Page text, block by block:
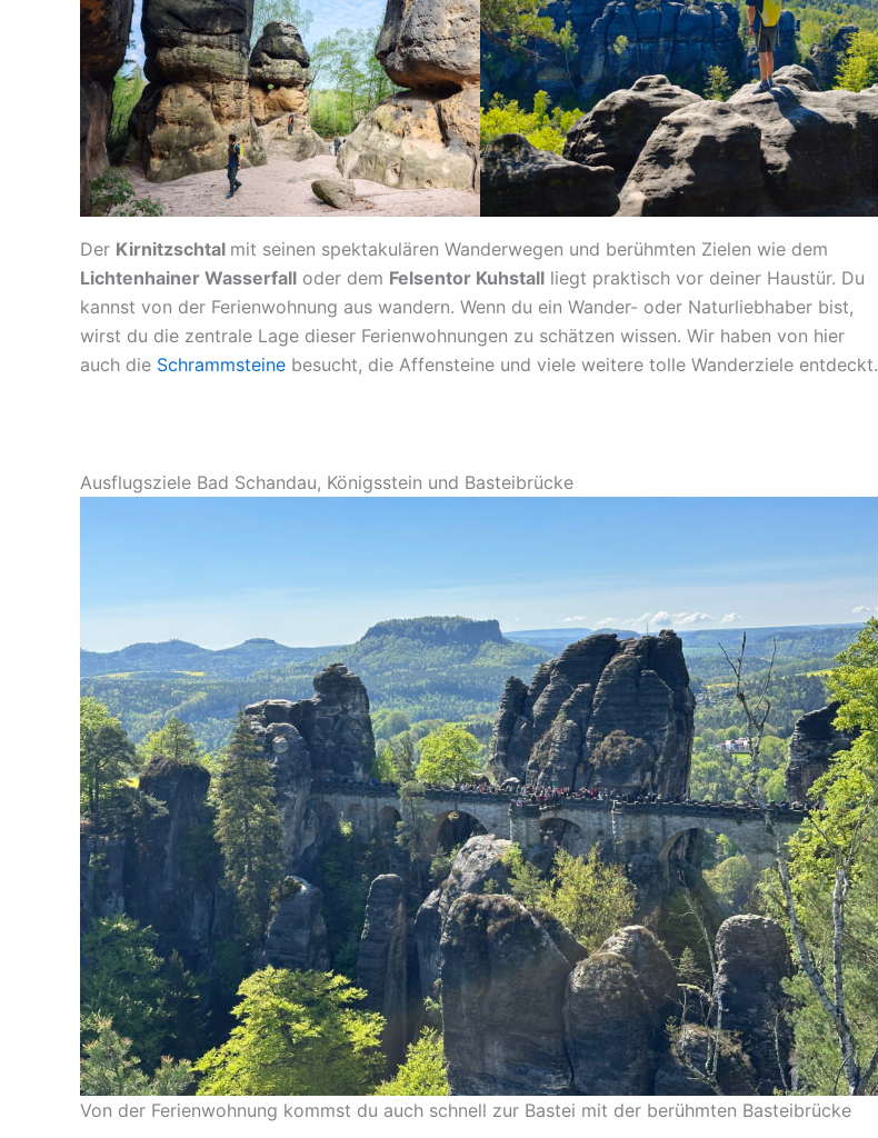
Der Kirnitzschtal mit seinen spektakulären Wanderwegen und berühmten Zielen wie dem
Lichtenhainer Wasserfall oder dem Felsentor Kuhstall liegt praktisch vor deiner Haustür. Du
kannst von der Ferienwohnung aus wandern. Wenn du ein Wander- oder Naturliebhaber bist,
wirst du die zentrale Lage dieser Ferienwohnungen zu schätzen wissen. Wir haben von hier
auch die Schrammsteine besucht, die Affensteine und viele weitere tolle Wanderziele entdeckt.
Ausflugsziele Bad Schandau, Königsstein und Basteibrücke
Von der Ferienwohnung kommst du auch schnell zur Bastei mit der berühmten Basteibrücke